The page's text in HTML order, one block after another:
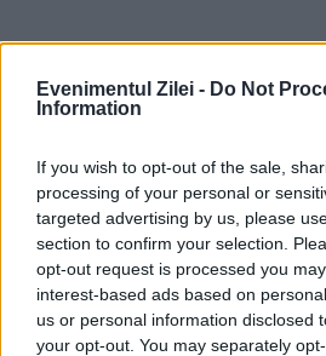
Evenimentul Zilei - Do Not
Information
If you wish to opt-out of the sale,
processing of your personal or
targeted advertising by us, please
section to confirm your selection.
opt-out request is processed you
interest-based ads based on
us or personal information disclosed
your opt-out. You may separately
Recomandările